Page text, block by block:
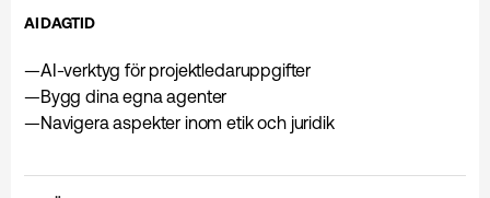
AIDAGTID
—AI-verktyg för projektledaruppgifter
—Bygg dina egna agenter
—Navigera aspekter inom etik och juridik